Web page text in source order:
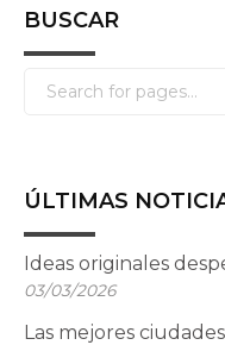
BUSCAR
ÚLTIMAS
Ideas originales
03/03/2026
Las mejores